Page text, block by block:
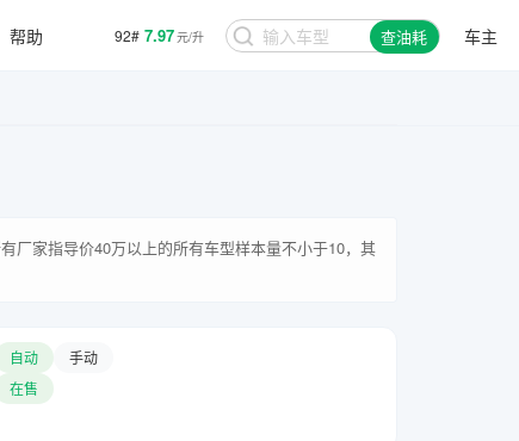
92# 7.97元/升 查油耗 车主
帮助
厂家指导价40万以上的所有车型样本量不小于10，其
自动 手动
在售